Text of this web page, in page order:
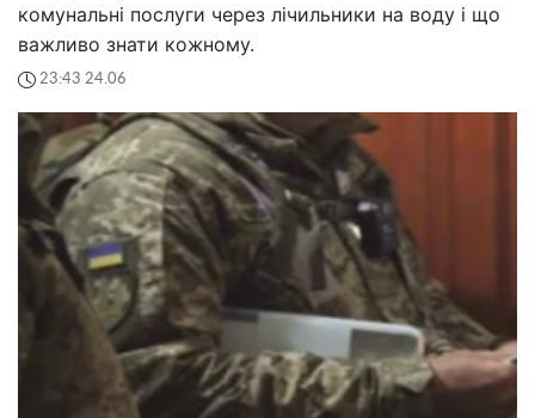
комунальні послуги через лічильники на воду і що
важливо знати кожному.
23:43 24.06